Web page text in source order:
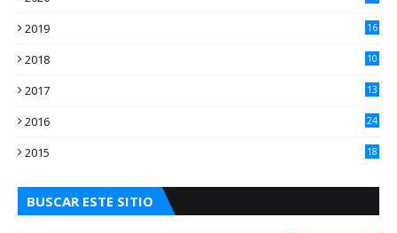
2019
16
2018
10
2017
13
2016
24
2015
18
BUSCAR ESTE SITIO